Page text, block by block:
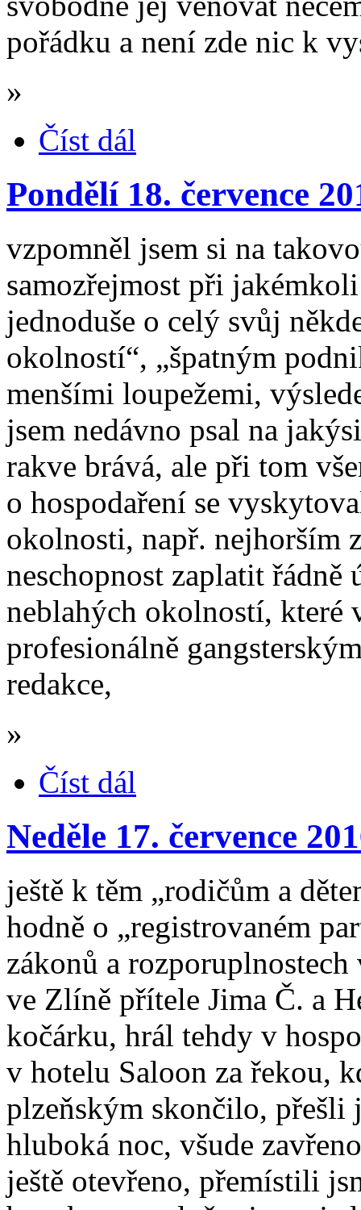
pořádku a není zde nic k
»
Číst dál
Pondělí 18. července
vzpomněl jsem si na
samozřejmost při
jednoduše o celý svůj
okolností“, „špatným
menšími loupežemi,
jsem nedávno psal na
rakve brává, ale při tom
o hospodaření se
okolnosti, např. nejhorším
neschopnost zaplatit
neblahých okolností,
profesionálně
redakce,
»
Číst dál
Neděle 17. července
ještě k těm „rodičům a
hodně o „registrovaném
zákonů a
ve Zlíně přítele Jima Č. a
kočárku, hrál tehdy v
v hotelu Saloon za řekou,
plzeňským skončilo, přešli
hluboká noc, všude
ještě otevřeno, přemístili